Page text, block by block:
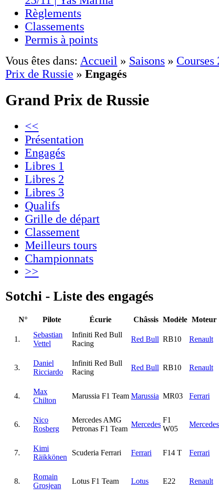
Règlements
Classements
Permis à points
Vous êtes dans: Accueil » Saisons » Courses
Prix de Russie » Engagés
Grand Prix de Russie
<<
Présentation
Engagés
Libres 1
Libres 2
Libres 3
Qualifs
Grille de départ
Classement
Meilleurs tours
Championnats
>>
Sotchi - Liste des engagés
N° Pilote Écurie Châssis Modèle Moteur
1.
Sebastian
Vettel
Infiniti Red Bull
Racing
Red Bull RB10 Renault
3.
Daniel
Ricciardo
Infiniti Red Bull
Racing
Red Bull RB10 Renault
4.
Max
Chilton
Marussia F1 Team Marussia MR03 Ferrari
6.
Nico
Rosberg
Mercedes AMG
Petronas F1 Team
Mercedes
F1
W05
Mercedes
7.
Kimi
Räikkönen
Scuderia Ferrari Ferrari F14 T Ferrari
8.
Romain
Grosjean
Lotus F1 Team Lotus E22 Renault